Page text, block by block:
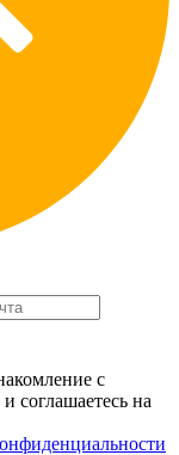
с
и соглашаетесь на